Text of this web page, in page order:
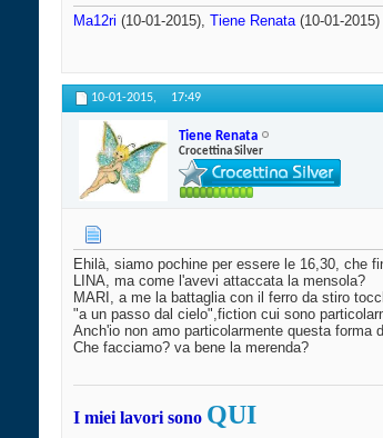
Ma12ri (10-01-2015), Tiene Renata(10-01-2015)
10-01-2015, 17:49
Tiene Renata
Crocettina Silver
Ehilà, siamo pochine per essere le 16,30, che
LINA, ma come l'avevi attaccata la mensola?
MARI, a me la battaglia con il ferro da stiro
"a un passo dal cielo",fiction cui sono
Anch'io non amo particolarmente questa forma
Che facciamo? va bene la merenda?
I miei lavori sono QUI